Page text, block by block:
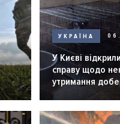
УКРАЇНА
У Києві
справу щодо
утримання
розпліднику